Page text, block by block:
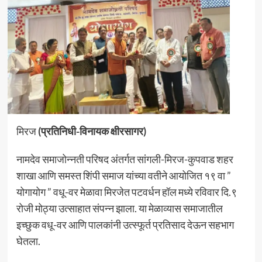
मिरज(प्रतिनिधी-विनायक क्षीरसागर)
नामदेव समाजोन्नती परिषद अंतर्गत सांगली-मिरज-कुपवाड शहर
शाखा आणि समस्त शिंपी समाज यांच्या वतीने आयोजित १९ वा ”
योगायोग ” वधू-वर मेळावा मिरजेत पटवर्धन हॉल मध्ये रविवार दि.९
रोजी मोठ्या उत्साहात संपन्न झाला. या मेळाव्यास समाजातील
इच्छुक वधू-वर आणि पालकांनी उत्स्फूर्त प्रतिसाद देऊन सहभाग
घेतला.